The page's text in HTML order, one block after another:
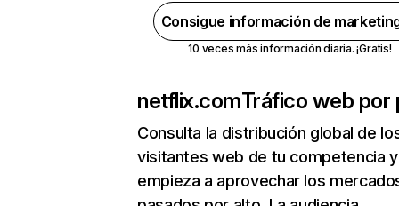
Consigue información de
10 veces más información diaria. ¡Gratis!
netflix.comTráfico web por
Consulta la distribución global de
visitantes web de tu competencia y
empieza a aprovechar los